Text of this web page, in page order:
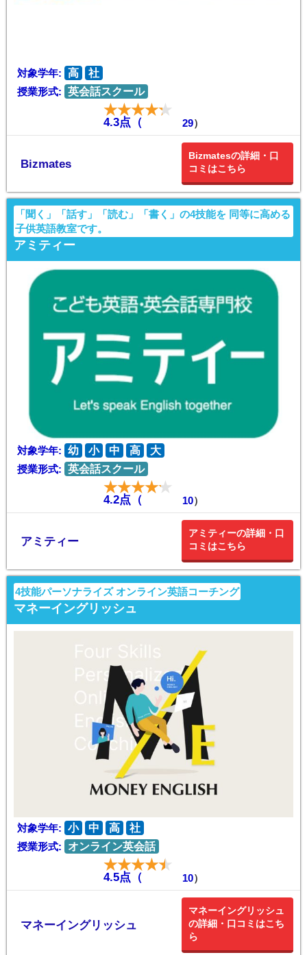
対象学年: 高
社
授業形式: 英会話スクール
4.3点（ 29）
Bizmates
Bizmatesの詳細・口
コミはこちら
「聞く」「話す」「読む」「書く」の4技能を 同等に高める
子供英語教室です。
アミティー
対象学年: 幼 小 中 高
大
授業形式: 英会話スクール
4.2点（ 10）
アミティー
アミティーの詳細・口
コミはこちら
4技能パーソナライズ オンライン英語コーチング
マネーイングリッシュ
対象学年: 小 中 高
社
授業形式:
オンライン英会話
4.5点（ 10）
マネーイングリッシュ
マネーイングリッシュ
の詳細・口コミはこち
ら